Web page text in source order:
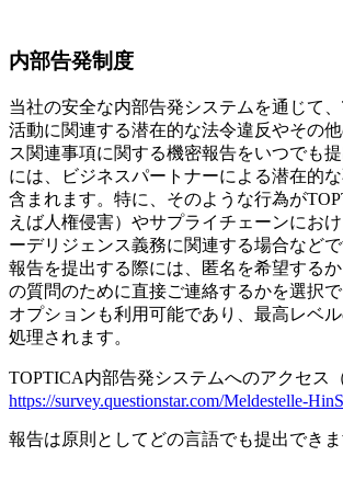
内部告発制度
当社の安全な内部告発システムを通じて
活動に関連する潜在的な法令違反やその
ス関連事項に関する機密報告をいつでも
には、ビジネスパートナーによる潜在的
含まれます。特に、そのような行為が
えば人権侵害）やサプライチェーンにお
ーデリジェンス義務に関連する場合などで
報告を提出する際には、匿名を希望する
の質問のために直接ご連絡するかを選択
オプションも利用可能であり、最高レベ
処理されます。
TOPTICA内部告発システムへのアクセス
https://survey.questionstar.com/Meldestelle-
報告は原則としてどの言語でも提出できま